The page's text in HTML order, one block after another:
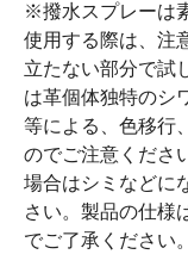
※撥水スプレーは
使用する際は、注
立たない部分で試
は革個体独特のシ
等による、色移行
のでご注意くださ
場合はシミなどに
さい。製品の仕様
でご了承ください。